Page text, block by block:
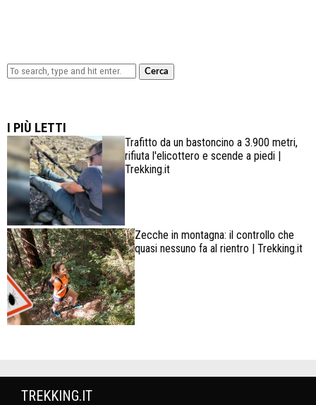
Cerca
I PIÙ LETTI
Trafitto da un bastoncino a 3.900 metri,
rifiuta l'elicottero e scende a piedi |
Trekking.it
Zecche in montagna: il controllo che
quasi nessuno fa al rientro | Trekking.it
TREKKING.IT